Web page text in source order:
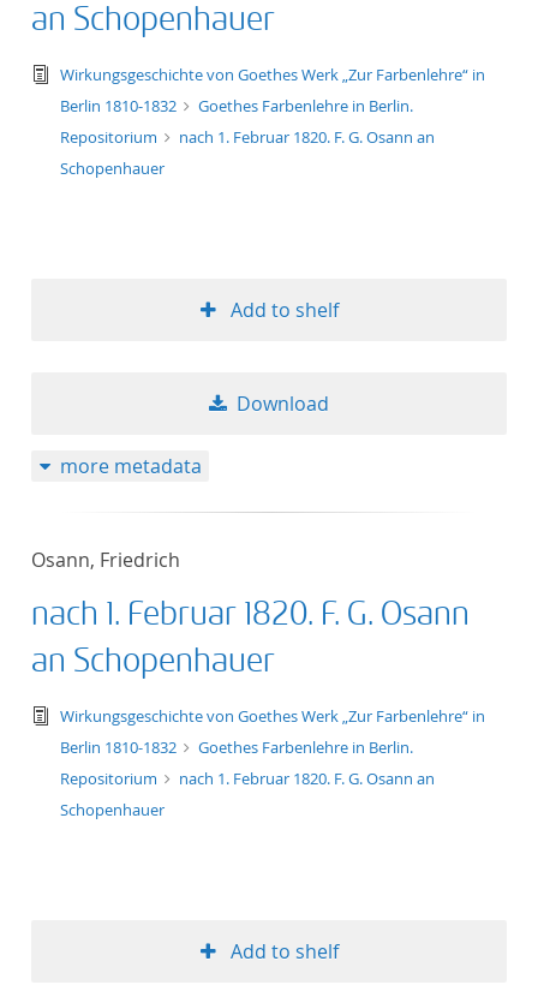
an Schopenhauer
text/tg.edition+tg.aggregation+xml
Wirkungsgeschichte von Goethes Werk „Zur Farbenlehre“ in
Berlin 1810-1832
Goethes Farbenlehre in Berlin.
Repositorium
nach 1. Februar 1820. F. G. Osann an
Schopenhauer
Add to shelf
Download
more metadata
Osann, Friedrich
nach 1. Februar 1820. F. G. Osann
an Schopenhauer
text/tg.edition+tg.aggregation+xml
Wirkungsgeschichte von Goethes Werk „Zur Farbenlehre“ in
Berlin 1810-1832
Goethes Farbenlehre in Berlin.
Repositorium
nach 1. Februar 1820. F. G. Osann an
Schopenhauer
Add to shelf